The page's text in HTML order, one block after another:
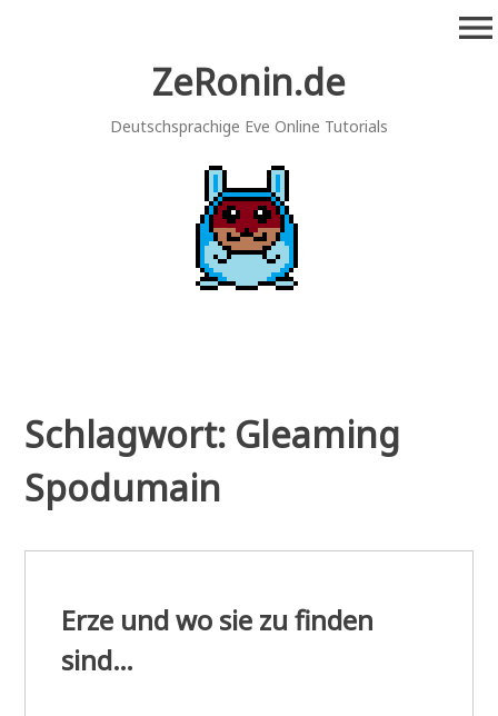
ZeRonin.de
Deutschsprachige Eve Online Tutorials
menu
Schlagwort: Gleaming
Spodumain
Erze und wo sie zu finden
sind…